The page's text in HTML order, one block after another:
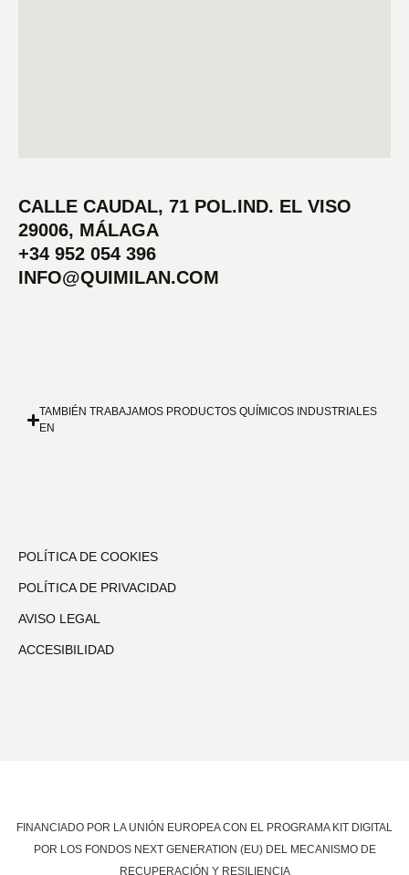
CALLE CAUDAL, 71 POL.IND. EL VISO
29006, MÁLAGA
+34 952 054 396
INFO@QUIMILAN.COM
TAMBIÉN TRABAJAMOS PRODUCTOS QUÍMICOS INDUSTRIALES
EN
POLÍTICA DE COOKIES
POLÍTICA DE PRIVACIDAD
AVISO LEGAL
ACCESIBILIDAD
FINANCIADO POR LA UNIÓN EUROPEA CON EL PROGRAMA KIT DIGITAL
POR LOS FONDOS NEXT GENERATION (EU) DEL MECANISMO DE
RECUPERACIÓN Y RESILIENCIA